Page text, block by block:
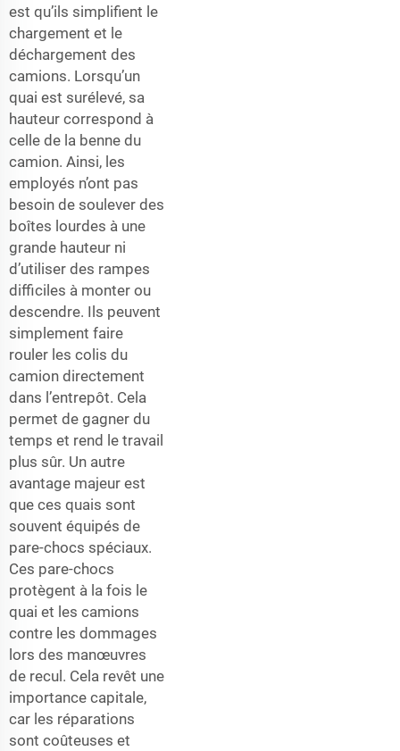
est qu’ils simplifient le
chargement et le
déchargement des
camions. Lorsqu’un
quai est surélevé, sa
hauteur correspond à
celle de la benne du
camion. Ainsi, les
employés n’ont pas
besoin de soulever des
boîtes lourdes à une
grande hauteur ni
d’utiliser des rampes
difficiles à monter ou
descendre. Ils peuvent
simplement faire
rouler les colis du
camion directement
dans l’entrepôt. Cela
permet de gagner du
temps et rend le travail
plus sûr. Un autre
avantage majeur est
que ces quais sont
souvent équipés de
pare-chocs spéciaux.
Ces pare-chocs
protègent à la fois le
quai et les camions
contre les dommages
lors des manœuvres
de recul. Cela revêt une
importance capitale,
car les réparations
sont coûteuses et